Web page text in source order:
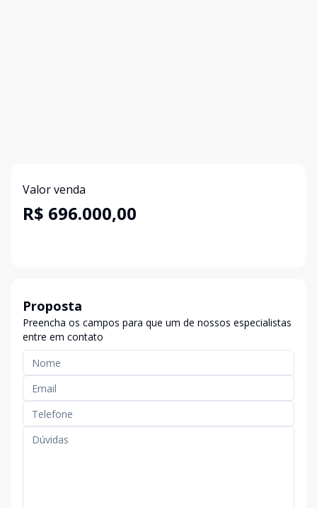
Valor venda
R$ 696.000,00
Proposta
Preencha os campos para que um de nossos especialistas
entre em contato